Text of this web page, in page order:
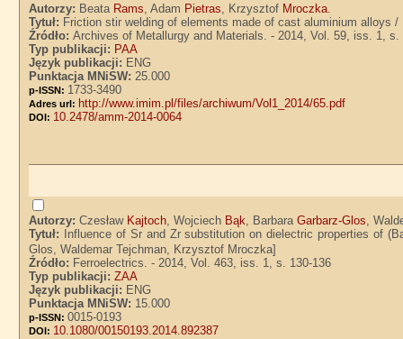
Autorzy: Beata Rams , Adam Pietras , Krzysztof Mroczka
Tytuł: Friction stir welding of elements made of cast aluminium alloys
Źródło:Archives of Metallurgy and Materials. - 2014, Vol. 59, iss. 1, s.
Typ publikacji: PAA
Język publikacji: ENG
Punktacja MNiSW: 25.000
p-ISSN: 1733-3490
Adres url: http://www.imim.pl/files/archiwum/Vol1_2014/65.pdf
DOI: 10.2478/amm-2014-0064
Autorzy:Czesław Kajtoch , Wojciech Bąk , BarbaraGarbarz-Glos ,
Tytuł: Influence of Sr and Zr substitution on dielectric properties of
Glos, Waldemar Tejchman, Krzysztof Mroczka]
Źródło: Ferroelectrics. - 2014, Vol. 463, iss. 1, s. 130-136
Typ publikacji:ZAA
Język publikacji: ENG
Punktacja MNiSW: 15.000
p-ISSN:0015-0193
DOI: 10.1080/00150193.2014.892387